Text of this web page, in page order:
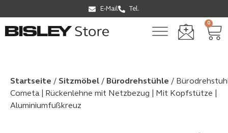
E-Mail Tel.
0
Startseite / Sitzmöbel / Bürodrehstühle /
Cometa | Rückenlehne mit Netzbezug | Mit Kopfstütze |
Aluminiumfußkreuz